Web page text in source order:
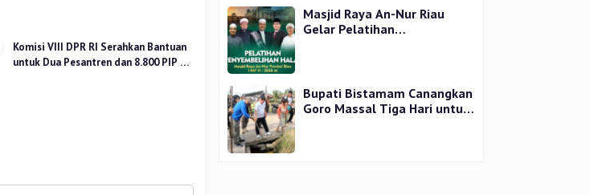
Komisi VIII DPR RI Serahkan Bantuan
untuk Dua Pesantren dan 8.800 PIP di
Masjid Raya An-Nur Riau
Gelar Pelatihan
Bupati Bistamam Canangkan
Goro Massal Tiga Hari untuk